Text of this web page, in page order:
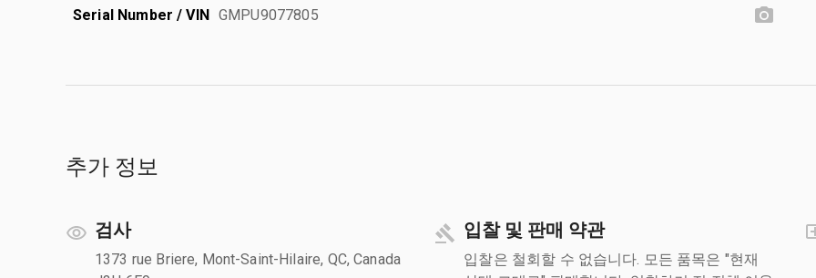
Serial Number / VIN GMPU9077805
추가 정보
검사
1373 rue Briere, Mont-Saint-Hilaire, QC, Canada
입찰 및 판매 약관
입찰은 철회할 수 없습니다. 모든 품목은 "현재